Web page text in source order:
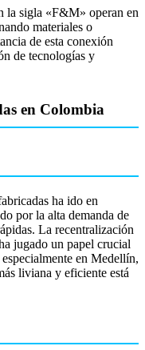
la sigla «F&M» operan en
materiales o
de esta conexión
de tecnologías y
en Colombia
ha ido en
por la alta demanda de
La recentralización
jugado un papel crucial
en Medellín,
liviana y eficiente está